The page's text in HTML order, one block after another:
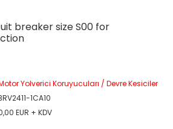
breaker size S00 for
Yolverici Koruyucuları / Devre Kesiciler
1CA10
EUR + KDV